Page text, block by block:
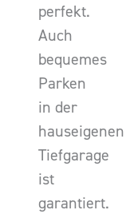
perfekt.
Auch
bequemes
Parken
in der
hauseigenen
Tiefgarage
ist
garantiert.